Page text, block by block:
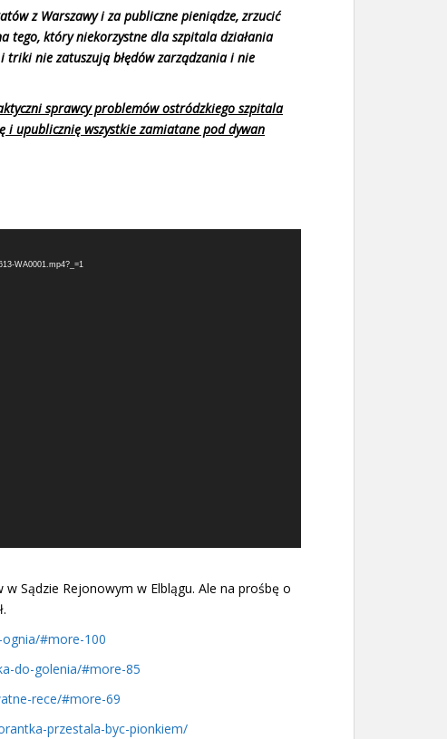
z Warszawy i za publiczne pieniądze, zrzucić
tego, który niekorzystne dla szpitala działania
triki nie zatuszują błędów zarządzania i nie
sprawcy problemów ostródzkiego szpitala
i upublicznię wszystkie zamiatane pod dywan
WA0001.mp4?_=1
w Sądzie Rejonowym w Elblągu. Ale na prośbę o
#more-100
do-golenia/#more-85
rece/#more-69
przestala-byc-pionkiem/